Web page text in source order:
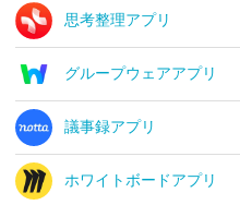
思考整理アプリ
グループウェアアプリ
議事録アプリ
ホワイトボードアプリ